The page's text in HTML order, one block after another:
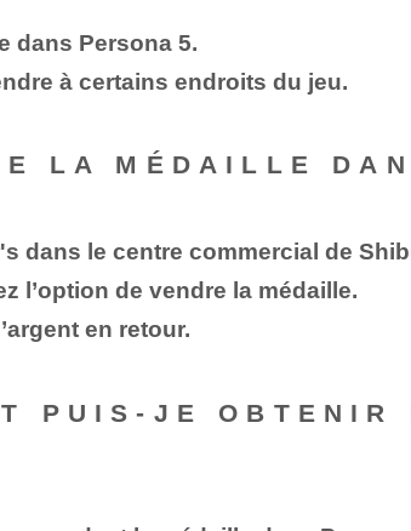
dans Persona 5.
à certains endroits du jeu.
LA MÉDAILLE
dans le centre commercial de
l’option de vendre la médaille.
en retour.
PUIS-JE OBTENIR